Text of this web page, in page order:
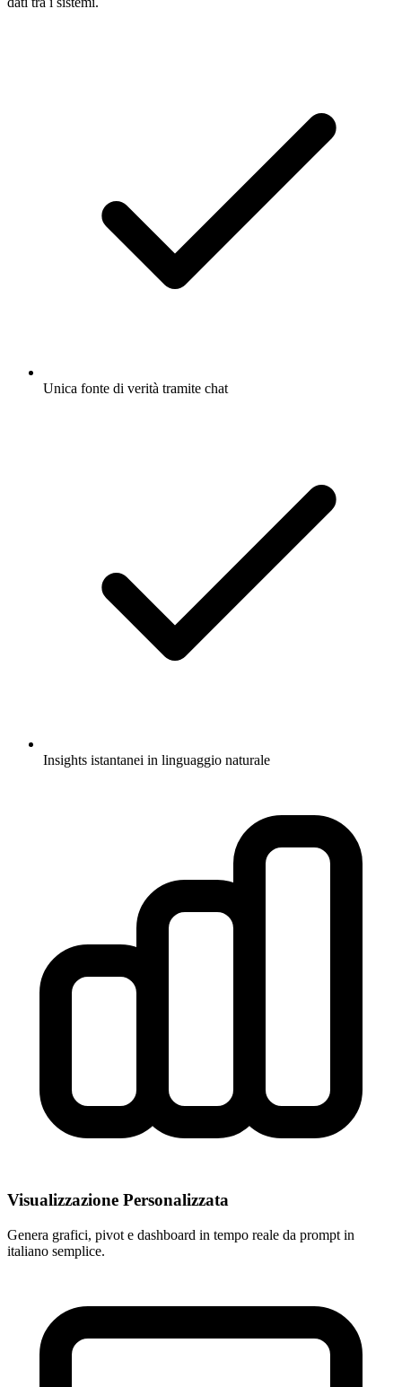
Unica fonte di verità tramite chat
Insights istantanei in linguaggio naturale
Visualizzazione Personalizzata
Genera grafici, pivot e dashboard in tempo reale da prompt in
italiano semplice.